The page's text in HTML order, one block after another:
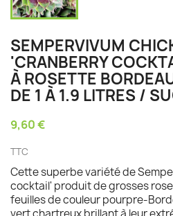
SEMPERVIVUM
'CRANBERRY
À ROSETTE
DE 1 À 1.9 LITRES /
9,60 €
TTC
Cette superbe variété de
cocktail' produit de grosses
feuilles de couleur pourpre-